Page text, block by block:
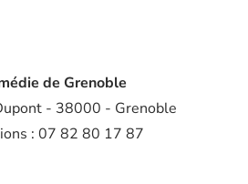
de Grenoble
- 38000 - Grenoble
: 07 82 80 17 87